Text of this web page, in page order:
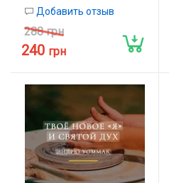
Добавить отзыв
288 грн
240 грн